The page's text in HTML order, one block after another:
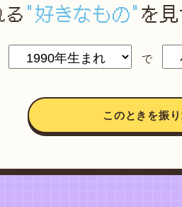
"好きなもの"を
で
このときを振り